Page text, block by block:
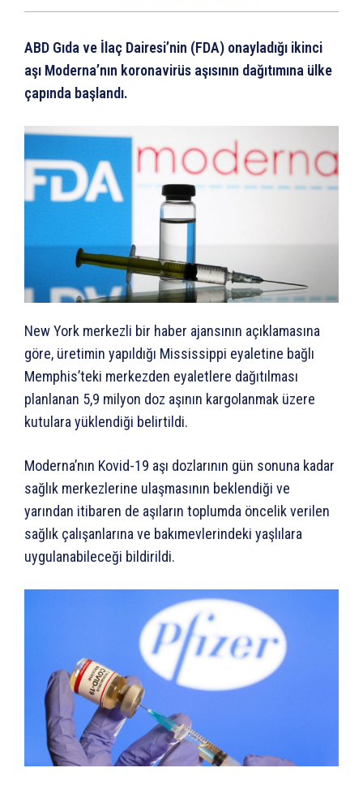
ABD Gıda ve İlaç Dairesi’nin (FDA) onayladığı ikinci
aşı Moderna’nın koronavirüs aşısının dağıtımına ülke
çapında başlandı.
New York merkezli bir haber ajansının açıklamasına
göre, üretimin yapıldığı Mississippi eyaletine bağlı
Memphis’teki merkezden eyaletlere dağıtılması
planlanan 5,9 milyon doz aşının kargolanmak üzere
kutulara yüklendiği belirtildi.
Moderna’nın Kovid-19 aşı dozlarının gün sonuna kadar
sağlık merkezlerine ulaşmasının beklendiği ve
yarından itibaren de aşıların toplumda öncelik verilen
sağlık çalışanlarına ve bakımevlerindeki yaşlılara
uygulanabileceği bildirildi.